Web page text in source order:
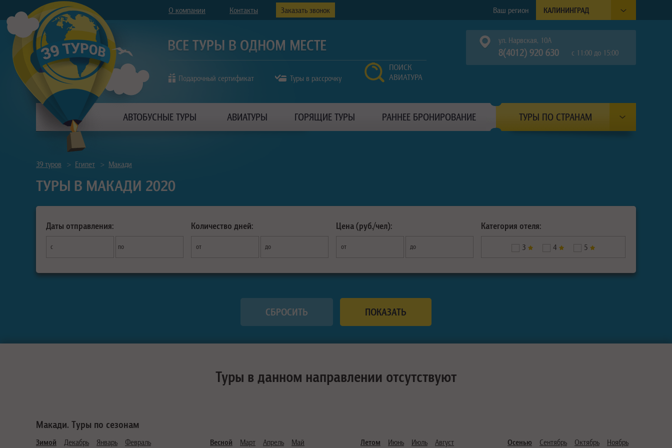
О компании Контакты Заказать звонок КАЛИНИНГРАД
Ваш регион
ТУРЫ ПО СТРАНАМ
Подарочный сертификат Туры в рассрочку
ПОИСК
АВИАТУРА
ул. Нарвская, 10А
с 11:00 до 15:00
8(4012) 920 630
АВТОБУСНЫЕ ТУРЫ АВИАТУРЫ ГОРЯЩИЕ ТУРЫ РАННЕЕ БРОНИРОВАНИЕ
39 туров > Египет > Макади
ТУРЫ В МАКАДИ 2020
Даты отправления:
с по
Количество дней:
от до
Цена (руб./чел):
от до
Категория отеля:
3 4 5
Туры в данном направлении отсутствуют
Макади. Туры по сезонам
Зимой Декабрь Январь Февраль Весной Март Апрель Май Летом Июнь Июль Август Осенью Сентябрь Октябрь Ноябрь